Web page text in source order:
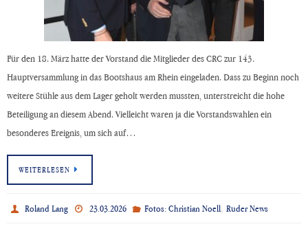
Für den 18. März hatte der Vorstand die Mitglieder des CRC zur 143.
Hauptversammlung in das Bootshaus am Rhein eingeladen. Dass zu Beginn noch
weitere Stühle aus dem Lager geholt werden mussten, unterstreicht die hohe
Beteiligung an diesem Abend. Vielleicht waren ja die Vorstandswahlen ein
besonderes Ereignis, um sich auf…
WEITERLESEN
Roland Lang 23.03.2026 Fotos: Christian Noell, Ruder News